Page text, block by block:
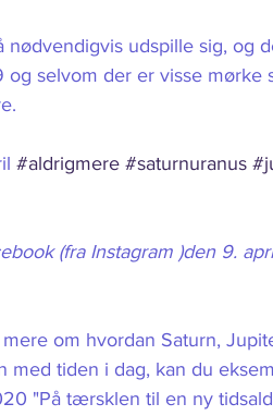
udspille sig, og
og selvom der er visse mørke
#aldrigmere #saturnuranus
(fra Instagram )den 9.
om hvordan Saturn,
med tiden i dag, kan du
"På tærsklen til en ny